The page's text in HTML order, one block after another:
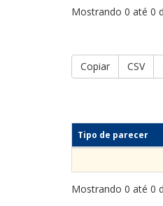
Mostrando 0 até 0
Copiar CSV
Tipo de parecer
Mostrando 0 até 0